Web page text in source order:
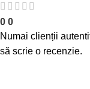
0 0
Numai clienții
să scrie o recenzie.